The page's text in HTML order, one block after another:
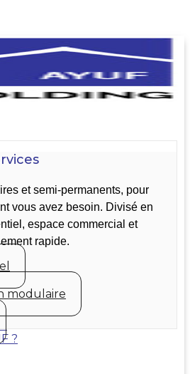
et semi-permanents, pour
vous avez besoin. Divisé en
espace commercial et
rapide.
modulaire
?